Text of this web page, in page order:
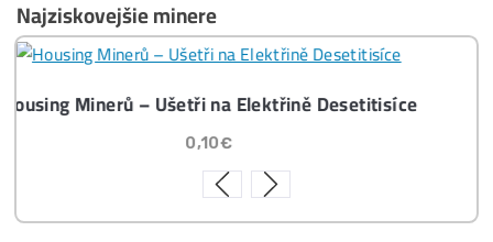
Těžba vs Nákup krypta. Co vydělá VÍCE?
Časté dotazy před Koupí